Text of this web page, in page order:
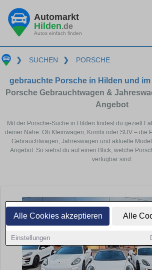
Alle Cookies akzeptieren Alle
Einstellungen
Automarkt
Hilden.de
Autos einfach finden
❯ SUCHEN ❯ PORSCHE
gebrauchte Porsche in Hilden und
Porsche Gebrauchtwagen &
Angebot
Mit der Porsche-Suche in Hilden findest du gezielt
deiner Nähe. Ob Kleinwagen, Kombi oder SUV – die
Gebrauchtwagen, Jahreswagen und aktuelle
Angebot. So siehst du auf einen Blick, welche
verfügbar sind.